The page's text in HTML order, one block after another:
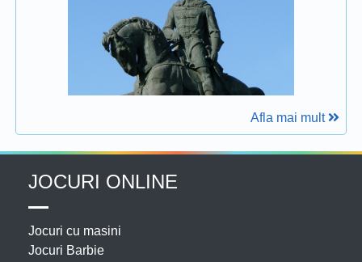
Afla mai mult
JOCURI ONLINE
Jocuri cu masini
Jocuri Barbie